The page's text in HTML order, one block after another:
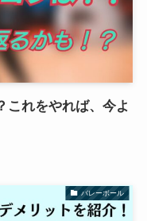
これをやれば、今よ
バレーボール